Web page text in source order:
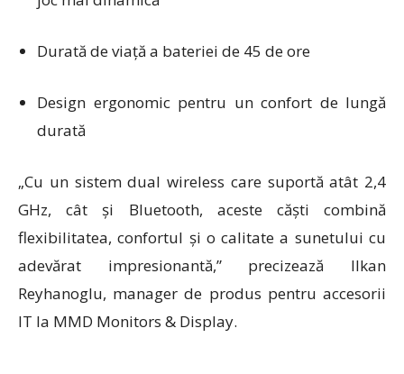
Durată de viață a bateriei de 45 de ore
Design ergonomic pentru un confort de lungă
durată
„Cu un sistem dual wireless care suportă atât 2,4
GHz, cât și Bluetooth, aceste căști combină
flexibilitatea, confortul și o calitate a sunetului cu
adevărat impresionantă,”precizează Ilkan
Reyhanoglu, manager de produs pentru accesorii
IT la MMD Monitors & Display.